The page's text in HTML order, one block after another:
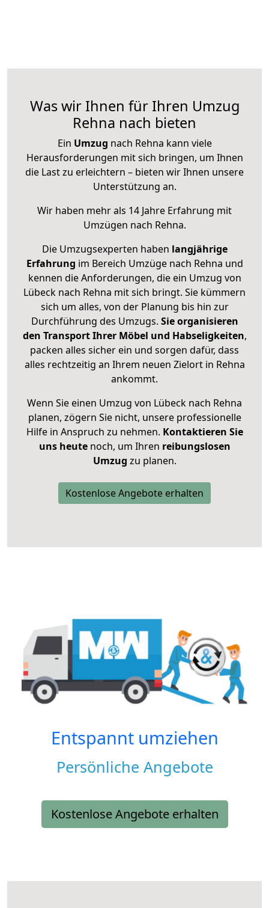
Was wir Ihnen für Ihren Umzug
Rehna nach bieten
Ein Umzug nach Rehna kann viele
Herausforderungen mit sich bringen, um Ihnen
die Last zu erleichtern – bieten wir Ihnen unsere
Unterstützung an.
Wir haben mehr als 14 Jahre Erfahrung mit
Umzügen nach Rehna.
Die Umzugsexperten haben langjährige
Erfahrung im Bereich Umzüge nach Rehna und
kennen die Anforderungen, die ein Umzug von
Lübeck nach Rehna mit sich bringt. Sie kümmern
sich um alles, von der Planung bis hin zur
Durchführung des Umzugs. Sie organisieren
den Transport Ihrer Möbel und Habseligkeiten,
packen alles sicher ein und sorgen dafür, dass
alles rechtzeitig an Ihrem neuen Zielort in Rehna
ankommt.
Wenn Sie einen Umzug von Lübeck nach Rehna
planen, zögern Sie nicht, unsere professionelle
Hilfe in Anspruch zu nehmen. Kontaktieren Sie
uns heutenoch, um Ihren reibungslosen
Umzug zu planen.
Kostenlose Angebote erhalten
Entspannt umziehen
Persönliche Angebote
Kostenlose Angebote erhalten